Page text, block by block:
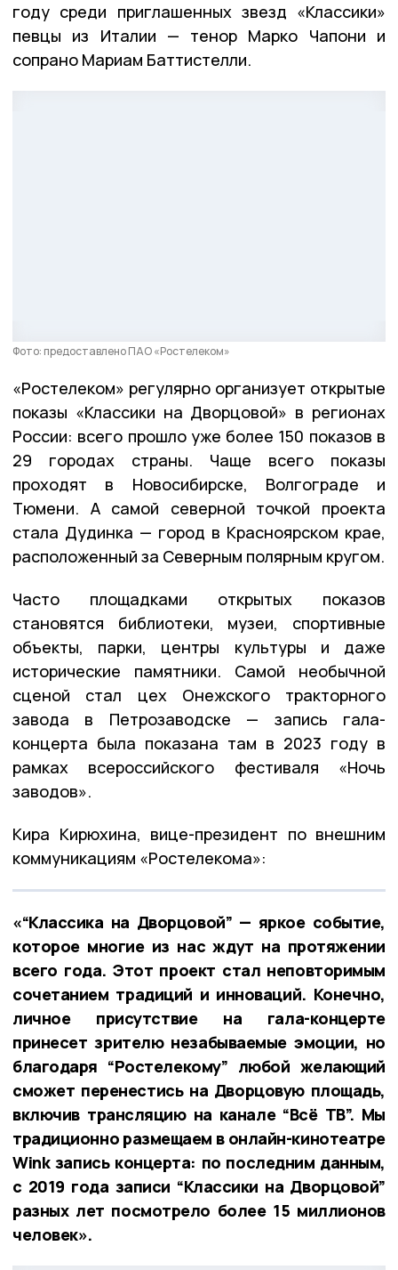
году среди приглашенных звезд «Классики»
певцы из Италии — тенор Марко Чапони и
сопрано Мариам Баттистелли.
Фото: предоставлено ПАО «Ростелеком»
«Ростелеком» регулярно организует открытые
показы «Классики на Дворцовой» в регионах
России: всего прошло уже более 150 показов в
29 городах страны. Чаще всего показы
проходят в Новосибирске, Волгограде и
Тюмени. А самой северной точкой проекта
стала Дудинка — город в Красноярском крае,
расположенный за Северным полярным кругом.
Часто площадками открытых показов
становятся библиотеки, музеи, спортивные
объекты, парки, центры культуры и даже
исторические памятники. Самой необычной
сценой стал цех Онежского тракторного
завода в Петрозаводске — запись гала-
концерта была показана там в 2023 году в
рамках всероссийского фестиваля «Ночь
заводов».
Кира Кирюхина, вице-президент по внешним
коммуникациям «Ростелекома»:
«“Классика на Дворцовой” — яркое событие,
которое многие из нас ждут на протяжении
всего года. Этот проект стал неповторимым
сочетанием традиций и инноваций. Конечно,
личное присутствие на гала-концерте
принесет зрителю незабываемые эмоции, но
благодаря “Ростелекому” любой желающий
сможет перенестись на Дворцовую площадь,
включив трансляцию на канале “Всё ТВ”. Мы
традиционно размещаем в онлайн-кинотеатре
Wink запись концерта: по последним данным,
с 2019 года записи “Классики на Дворцовой”
разных лет посмотрело более 15 миллионов
человек».